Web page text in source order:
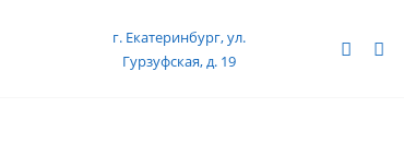
г. Екатеринбург, ул.
Гурзуфская, д. 19